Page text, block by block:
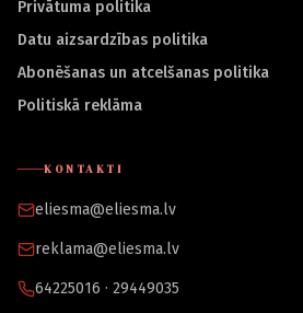
Privātuma politika
Datu aizsardzības politika
Abonēšanas un atcelšanas politika
Politiskā reklāma
KONTAKTI
eliesma@eliesma.lv
reklama@eliesma.lv
64225016 · 29449035